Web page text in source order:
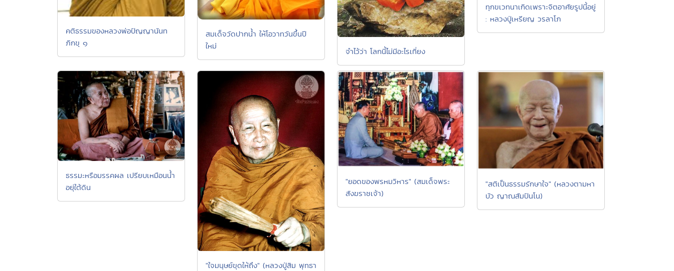
คติธรรมของหลวงพ่อปัญญานันท
ภิกขุ ๑
สมเด็จวัดปากน้ำ ให้โอวาทวันขึ้นปี
ใหม่
จำไว้ว่า โลกนี้ไม่มีอะไรเที่ยง
ทุกขเวทนาเกิดเพราะจิตอาศัยรูปนี้อยู่
: หลวงปู่เหรียญ วรลาโภ
ธรรมะหรือมรรคผล เปรียบเหมือนน้ำ
อยุ่ใต้ดิน
"ใจมนุษย์ขุดให้ถึง" (หลวงปู่สิม พุทธา
"ยอดของพรหมวิหาร" (สมเด็จพระ
สังฆราชเจ้า)
"สติเป็นธรรมรักษาใจ" (หลวงตามหา
บัว ญาณสัมปันโน)